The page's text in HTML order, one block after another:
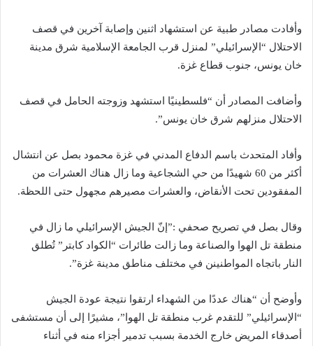
‎وأفادت مصادر طبية عن استشهاد اثنين وإصابة آخرين في قصف
الاحتلال “الإسرائيلي” لمنزل قرب الجامعة الإسلامية شرق مدينة
خان يونس، جنوب قطاع غزة.
‎وأضافت المصادر أن “فلسطينيًا استشهد وزوجته الحامل في قصف
الاحتلال منزلهم شرق خان يونس”.
وأفاد المتحدث باسم الدفاع المدني في غزة محمود بصل عن انتشال
أكثر من 60 شهيدًا من حي الشجاعية وما زال هناك العشرات من
المفقودين تحت الأنقاض، والعشرات مصيرهم مجهول حتى اللحظة.
وقال بصل في تصريح صحفي :”إنّ الجيش الإسرائيلي ما زال في
منطقة تل الهوا والصناعة وما زالت طائرات “الكواد كابتر” تُطلق
النار باتجاه المواطنينن في مختلف مناطق مدينة غزة”.
وأوضح أن “هناك عددًا من الشهداء ارتقوا نتيجة عودة الجيش
“الإسرائيلي” للتقدم غرب منطقة تل الهوا”، مشيرًا إلى أن مستشفى
أصدقاء المريض خارج الخدمة بسبب تدمير أجزاء منه في أثناء